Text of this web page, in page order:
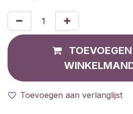
Toevoegen aan verlanglijst